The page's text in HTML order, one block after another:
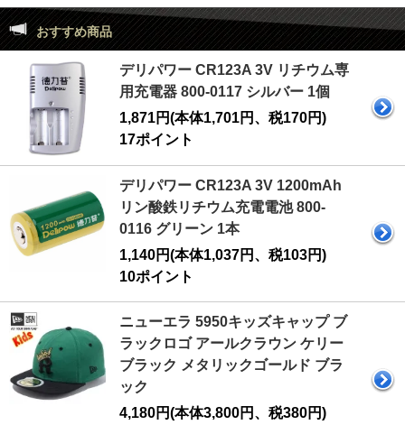
おすすめ商品
デリパワー CR123A 3V リチウム専
用充電器 800-0117 シルバー 1個
1,871円(本体1,701円、税170円)
17ポイント
デリパワー CR123A 3V 1200mAh
リン酸鉄リチウム充電電池 800-
0116 グリーン 1本
1,140円(本体1,037円、税103円)
10ポイント
ニューエラ 5950キッズキャップ ブ
ラックロゴ アールクラウン ケリー
ブラック メタリックゴールド ブラ
ック
4,180円(本体3,800円、税380円)